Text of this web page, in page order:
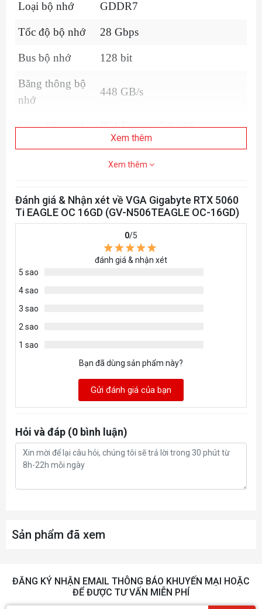
Loại bộ nhớ GDDR7
Tốc độ bộ nhớ 28 Gbps
Bus bộ nhớ 128 bit
Băng thông bộ
nhớ
448 GB/s
Giao diện card PCI-Express 5.0 x16
Kích thước card TBD
OpenGL 4.6
450W
Đầu nối nguồn
Cổng xuất hình
Phụ kiện đi kèm
Xem thêm
Xem thêm
Đánh giá & Nhận xét về VGA Gigabyte RTX 5060
Ti EAGLE OC 16GD (GV-N506TEAGLE OC-16GD)
0/5
đánh giá & nhận xét
5 sao
4 sao
3 sao
2 sao
1 sao
Bạn đã dùng sản phẩm này?
Gửi đánh giá của bạn
Hỏi và đáp (0 bình luận)
Sản phẩm đã xem
ĐĂNG KÝ NHẬN EMAIL THÔNG BÁO KHUYẾN MẠI HOẶC
ĐỂ ĐƯỢC TƯ VẤN MIỄN PHÍ